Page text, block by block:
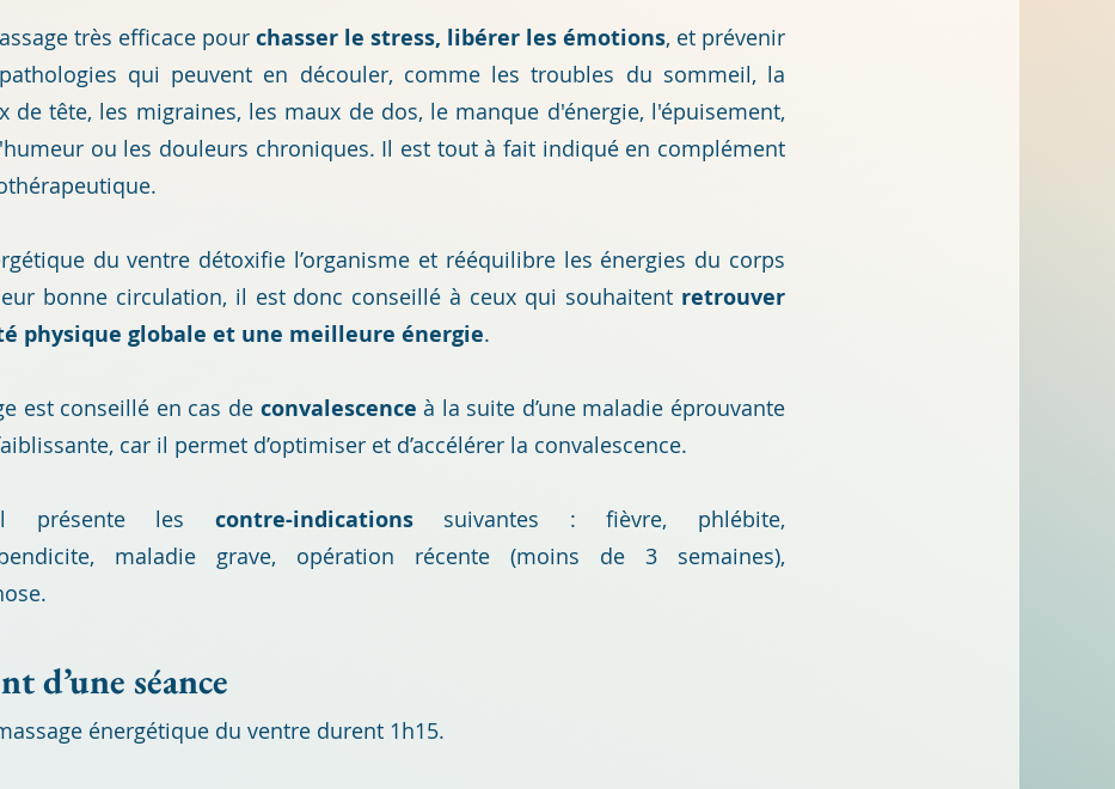
très efficace pour chasser le stress, libérer les émotions, et prévenir
qui peuvent en découler, comme les troubles du sommeil, la
de tête, les migraines, les maux de dos, le manque d'énergie, l'épuisement,
ou les douleurs chroniques. Il est tout à fait indiqué en complément
du ventre détoxifie l’organisme et rééquilibre les énergies du corps
bonne circulation, il est donc conseillé à ceux qui souhaitent retrouver
physique globale et une meilleure énergie.
est conseillé en cas de convalescence à la suite d’une maladie éprouvante
car il permet d’optimiser et d’accélérer la convalescence.
présente les contre-indicationssuivantes : fièvre, phlébite,
maladie grave, opération récente (moins de 3 semaines),
d’une séance
énergétique du ventre durent 1h15.